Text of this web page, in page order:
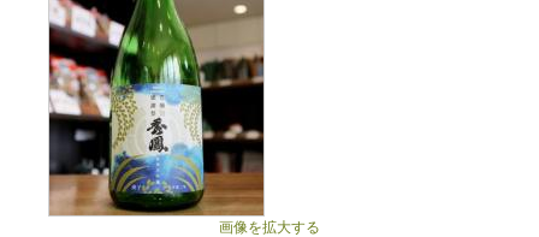
画像を拡大する